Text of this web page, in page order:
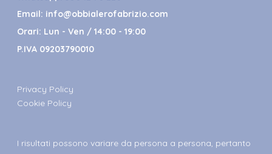
Email: info@obbialerofabrizio.com
Orari: Lun - Ven / 14:00 - 19:00
P.IVA 09203790010
Privacy Policy
Cookie Policy
I risultati possono variare da persona a persona, pertanto